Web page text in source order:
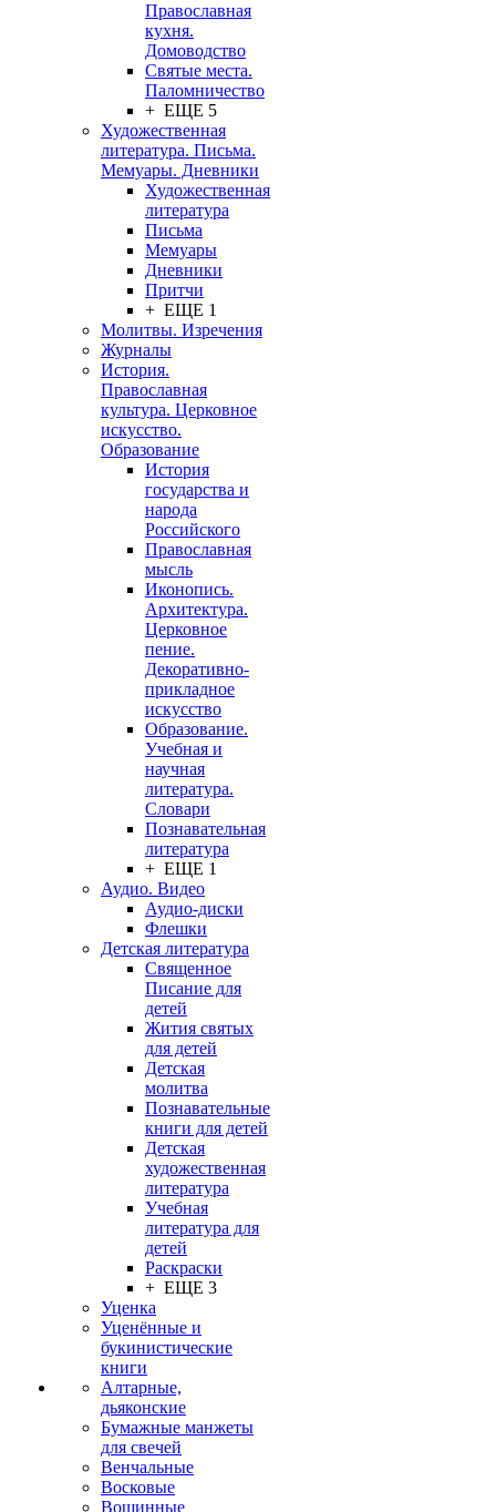
Православная
кухня.
Домоводство
Святые места.
Паломничество
+ ЕЩЕ 5
Художественная
литература. Письма.
Мемуары. Дневники
Художественная
литература
Письма
Мемуары
Дневники
Притчи
+ ЕЩЕ 1
Молитвы. Изречения
Журналы
История.
Православная
культура. Церковное
искусство.
Образование
История
государства и
народа
Российского
Православная
мысль
Иконопись.
Архитектура.
Церковное
пение.
Декоративно-
прикладное
искусство
Образование.
Учебная и
научная
литература.
Словари
Познавательная
литература
+ ЕЩЕ 1
Аудио. Видео
Аудио-диски
Флешки
Детская литература
Священное
Писание для
детей
Жития святых
для детей
Детская
молитва
Познавательные
книги для детей
Детская
художественная
литература
Учебная
литература для
детей
Раскраски
+ ЕЩЕ 3
Уценка
Уценённые и
букинистические
книги
Алтарные,
дьяконские
Бумажные манжеты
для свечей
Венчальные
Восковые
Вощинные